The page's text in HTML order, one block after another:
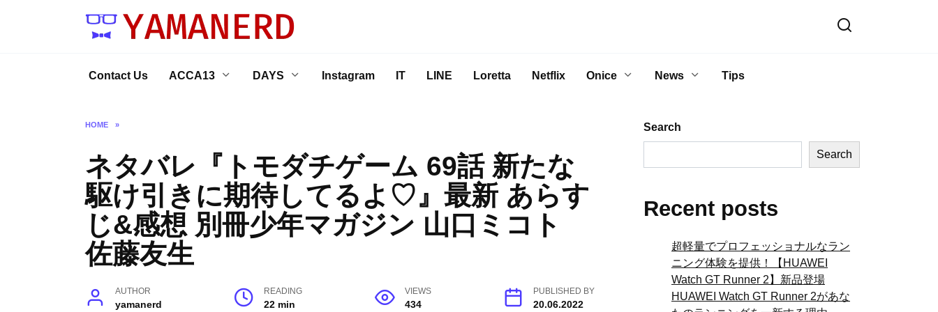
Contact Us ACCA13 DAYS Instagram IT LINE Loretta Netflix Onice News Tips
HOME »
ネタバレ『トモダチゲーム 69話 新たな
駆け引きに期待してるよ♡』最新 あらす
じ&感想 別冊少年マガジン 山口ミコト
佐藤友生
AUTHOR
yamanerd
READING
22 min
VIEWS
434
PUBLISHED BY
20.06.2022
Search
Search
Recent posts
超軽量でプロフェッショナルなラン
ニング体験を提供！【HUAWEI
Watch GT Runner 2】新品登場
HUAWEI Watch GT Runner 2があな